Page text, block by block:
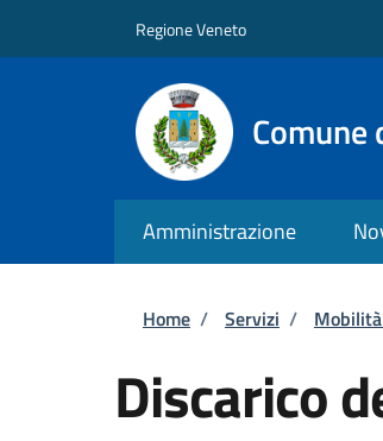
Regione Veneto
Comune
Amministrazione
Briciole di
Home / Servizi /
Discarico